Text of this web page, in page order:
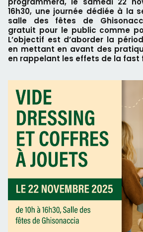
16h30, une journée dédiée à la
salle des fêtes de
gratuit pour le public comme
L’objectif est d’aborder la
en mettant en avant des
en rappelant les effets de la fast